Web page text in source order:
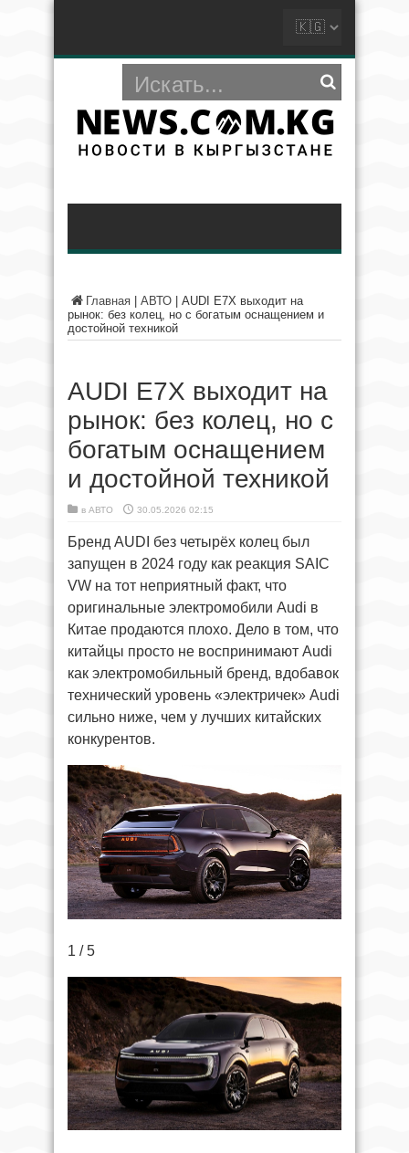
Главная АВТО
AUDI E7X выходит на
рынок: без колец, но с богатым оснащением и
достойной техникой
AUDI E7X выходит на
рынок: без колец, но с
богатым оснащением
и достойной техникой
в АВТО 30.05.2026 02:15
Бренд AUDI без четырёх колец был
запущен в 2024 году как реакция SAIC
VW на тот неприятный факт, что
оригинальные электромобили Audi в
Китае продаются плохо. Дело в том, что
китайцы просто не воспринимают Audi
как электромобильный бренд, вдобавок
технический уровень «электричек» Audi
сильно ниже, чем у лучших китайских
конкурентов.
1 / 5